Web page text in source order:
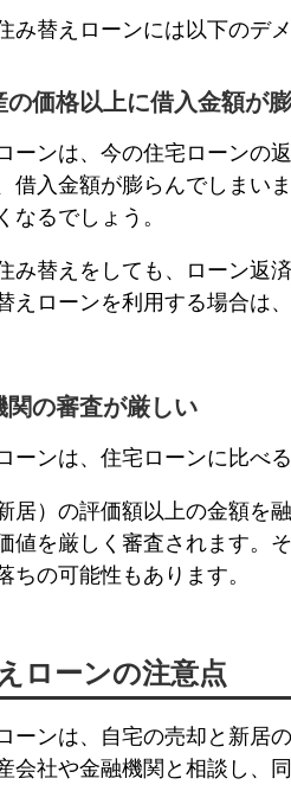
み替えローンには以下のデ
の価格以上に借入金額が
ーンは、今の住宅ローンの
借入金額が膨らんでしまい
なるでしょう。
み替えをしても、ローン返
えローンを利用する場合は
関の審査が厳しい
ーンは、住宅ローンに比べ
居）の評価額以上の金額を
値を厳しく審査されます。
ちの可能性もあります。
ローンの注意点
ーンは、自宅の売却と新居
会社や金融機関と相談し、